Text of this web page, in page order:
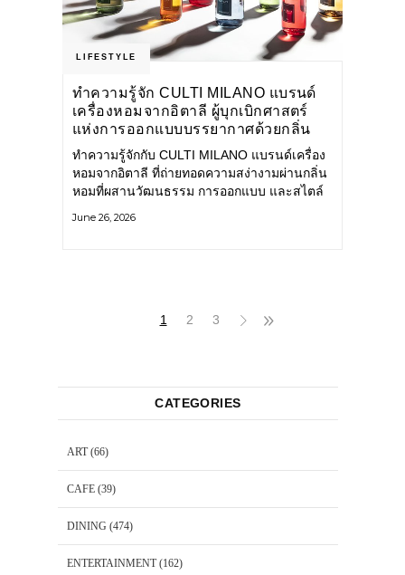
LIFESTYLE
ทำความรู้จัก CULTI MILANO แบรนด์
เครื่องหอมจากอิตาลี ผู้บุกเบิกศาสตร์
แห่งการออกแบบบรรยากาศด้วยกลิ่น
หอม ผสานสไตล์อันโดดเด่นอย่างลงตัว
ทำความรู้จักกับ CULTI MILANO แบรนด์เครื่อง
หอมจากอิตาลี ที่ถ่ายทอดความสง่างามผ่านกลิ่น
หอมที่ผสานวัฒนธรรม การออกแบบ และสไตล์
แบรนด์เครื่องหอมระดับลักชัวรีดีไซน์เอกลักษณ์
June 26, 2026
1 2 3
CATEGORIES
ART(66)
CAFE (39)
DINING (474)
ENTERTAINMENT(162)